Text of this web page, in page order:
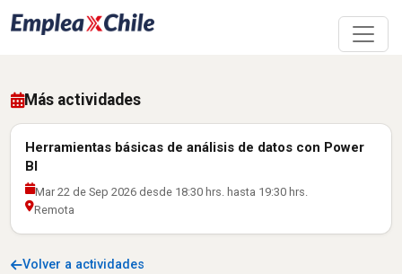
Volver a actividades
Más actividades
Herramientas básicas de análisis de datos con Power
BI
Mar 22 de Sep 2026 desde 18:30 hrs. hasta 19:30 hrs.
Remota